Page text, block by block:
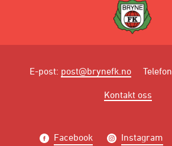
E-post: post@brynefk.no Telefon
Kontakt oss
Facebook Instagram